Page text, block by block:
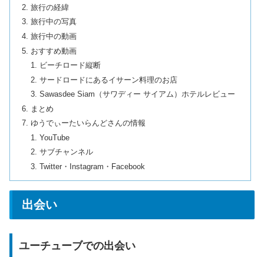
旅行の経緯
旅行中の写真
旅行中の動画
おすすめ動画
ビーチロード縦断
サードロードにあるイサーン料理のお店
Sawasdee Siam（サワディー サイアム）ホテルレビュー
まとめ
ゆうでぃーたいらんどさんの情報
YouTube
サブチャンネル
Twitter・Instagram・Facebook
出会い
ユーチューブでの出会い